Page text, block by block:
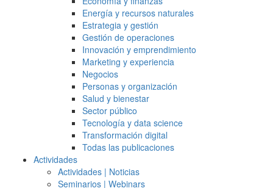
Energía y recursos naturales
Estrategia y gestión
Gestión de operaciones
Innovación y emprendimiento
Marketing y experiencia
Negocios
Personas y organización
Salud y bienestar
Sector público
Tecnología y data science
Transformación digital
Todas las publicaciones
Actividades
Actividades | Noticias
Seminarios | Webinars